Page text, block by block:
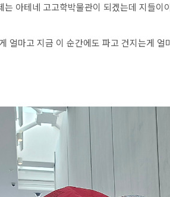
는 아테네 고고학박물관이 되겠는데 지들이
얼마고 지금 이 순간에도 파고 건지는게 얼